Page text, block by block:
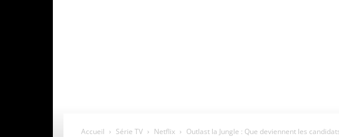
Accueil Série TV Netflix Outlast la Jungle : Que deviennent les